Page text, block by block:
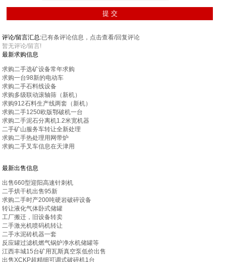
评论/留言汇总:已有条评论信息，点击查看/回复评论
暂无评论/留言!
最新求购信息
求购二手选矿设备常年求购
求购一台98新的电动车
求购二手石料线设备
求购多级联动滚轴筛（新机）
求购912石料生产线两套（新机）
求购二手1250欧版鄂破机一台
求购二手泥石分离机1.2米宽机器
二手矿山服务车转让全新处理
求购二手热处理用网带炉
求购二手叉车信息在天津用
最新出售信息
出售660型迎阳高速针刺机
二手烘干机出售95新
求购二手时产200吨硬岩破碎设备
转让液化气体卧式储罐
工厂搬迁，旧设备转卖
二手激光机喷码机转让
二手水泥砖机器一套
反应罐过滤机燃气锅炉净水机储罐等
江西丰城15台矿用瓦斯真空泵低价出售
出售XCKP超精细可调式破碎机1台